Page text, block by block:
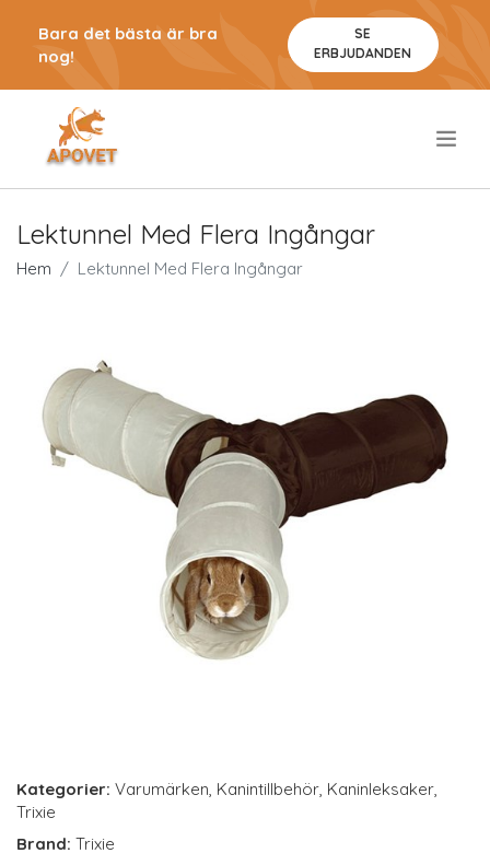
Bara det bästa är bra
nog!
SE
ERBJUDANDEN
Lektunnel Med Flera Ingångar
Hem Lektunnel Med Flera Ingångar
Kategorier: Varumärken, Kanintillbehör, Kaninleksaker,
Trixie
Brand: Trixie